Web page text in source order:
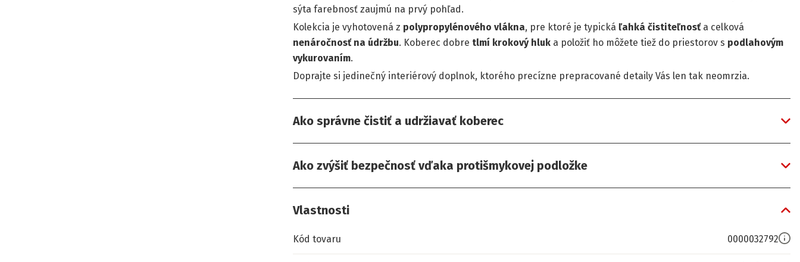
sýta farebnosť zaujmú na prvý pohľad.
Kolekcia je vyhotovená z polypropylénového vlákna, pre ktoré je typická ľahká čistiteľnosťa celková
nenáročnosť na údržbu. Koberec dobre tlmí krokový hluk a položiť ho môžete tiež do priestorov s podlahovým
vykurovaním.
Doprajte si jedinečný interiérový doplnok, ktorého precízne prepracované detaily Vás len tak neomrzia.
Ako správne čistiť a udržiavať koberec
Ako zvýšiť bezpečnosť vďaka protišmykovej podložke
Vlastnosti
Kód tovaru 0000032792